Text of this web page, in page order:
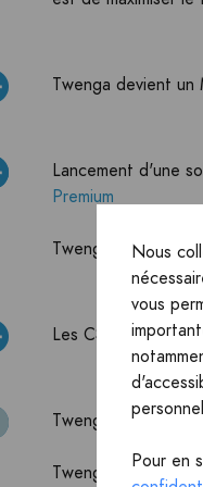
Twenga devient
Lancement d'une
Premium
Twenga devient un
Les CSS, comme
Twenga intègre le
Twenga lève 10
Nous
vous
Pour en